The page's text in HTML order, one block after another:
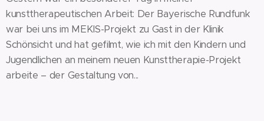
kunsttherapeutischen Arbeit: Der Bayerische Rundfunk
war bei uns im MEKIS-Projekt zu Gast in der Klinik
Schönsicht und hat gefilmt, wie ich mit den Kindern und
Jugendlichen an meinem neuen Kunsttherapie-Projekt
arbeite – der Gestaltung von...